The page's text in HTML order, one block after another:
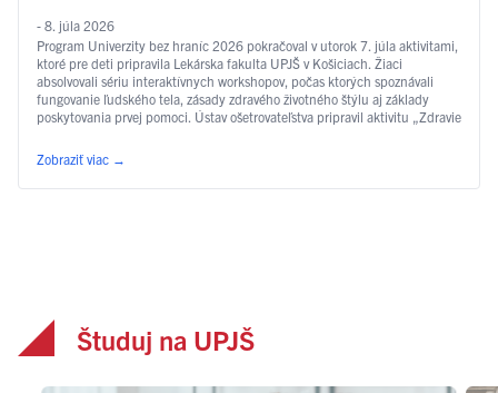
- 8. júla 2026
Program Univerzity bez hraníc 2026 pokračoval v utorok 7. júla aktivitami,
ktoré pre deti pripravila Lekárska fakulta UPJŠ v Košiciach. Žiaci
absolvovali sériu interaktívnych workshopov, počas ktorých spoznávali
fungovanie ľudského tela, zásady zdravého životného štýlu aj základy
poskytovania prvej pomoci. Ústav ošetrovateľstva pripravil aktivitu „Zdravie
Zobraziť viac
→
Študuj na UPJŠ